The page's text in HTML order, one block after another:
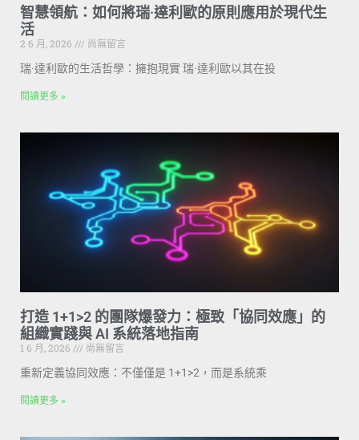
智慧領航：如何將瑞·達利歐的原則應用於現代生
活
2 6 月, 2026
尚無留言
瑞·達利歐的生活哲學：擁抱現實 瑞·達利歐以其在投
閱讀更多 »
打造 1+1>2 的團隊爆發力：極致「協同效應」的
組織實踐與 AI 系統落地指南
1 6 月, 2026
尚無留言
重新定義協同效應：不僅僅是 1+1>2，而是系統乘
閱讀更多 »